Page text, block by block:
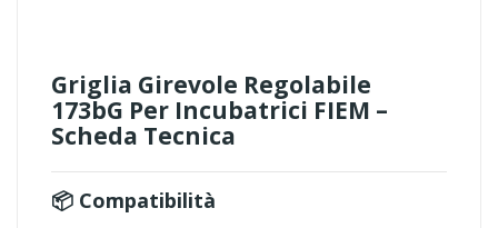
Griglia Girevole Regolabile
173bG Per Incubatrici FIEM –
Scheda Tecnica
📦 Compatibilità